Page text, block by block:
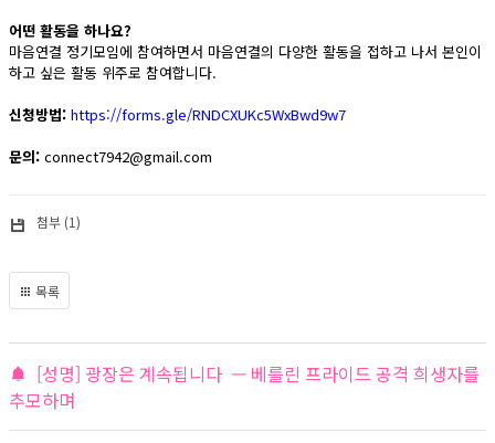
어떤 활동을 하나요?
마음연결 정기모임에 참여하면서 마음연결의 다양한 활동을 접하고 나서 본인이
하고 싶은 활동 위주로 참여합니다.
신청방법: https://forms.gle/RNDCXUKc5WxBwd9w7
문의: connect7942@gmail.com
첨부 (1)
목록
[성명] 광장은 계속됩니다 — 베를린 프라이드 공격 희생자를
추모하며